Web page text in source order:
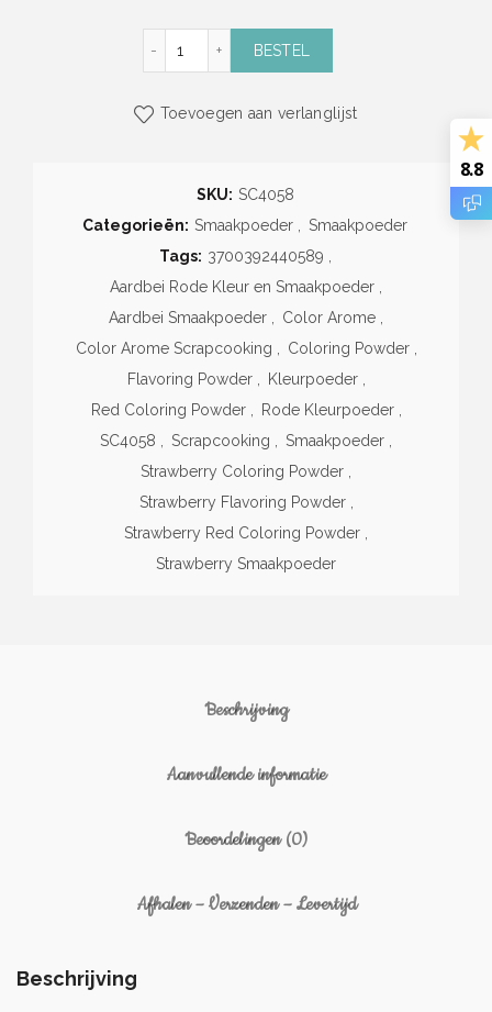
BESTEL
Toevoegen aan verlanglijst
SKU: SC4058
Categorieën: Smaakpoeder
Smaakpoeder
Tags: 3700392440589
Aardbei Rode Kleur en Smaakpoeder
Aardbei Smaakpoeder
Color Arome
Color Arome Scrapcooking
Coloring Powder
Flavoring Powder
Kleurpoeder
Red Coloring Powder
Rode Kleurpoeder
SC4058
Scrapcooking Smaakpoeder
Strawberry Coloring Powder
Strawberry Flavoring Powder
Strawberry Red Coloring Powder
Strawberry Smaakpoeder
Beschrijving
Aanvullende informatie
Beoordelingen (0)
Afhalen – Verzenden – Levertijd
Beschrijving
8.8